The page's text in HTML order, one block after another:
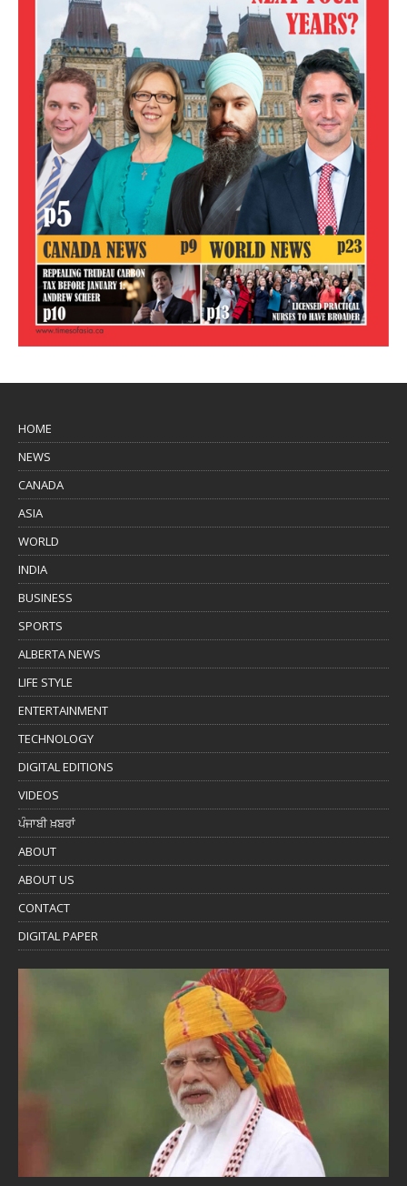
HOME
NEWS
CANADA
ASIA
WORLD
INDIA
BUSINESS
SPORTS
ALBERTA NEWS
LIFE STYLE
ENTERTAINMENT
TECHNOLOGY
DIGITAL EDITIONS
VIDEOS
ਪੰਜਾਬੀ ਖ਼ਬਰਾਂ
ABOUT
ABOUT US
CONTACT
DIGITAL PAPER